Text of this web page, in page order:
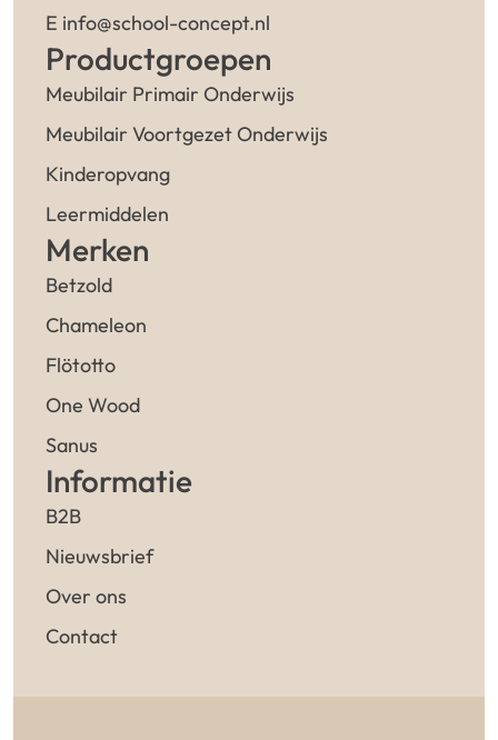
E info@school-concept.nl
Productgroepen
Meubilair Primair Onderwijs
Meubilair Voortgezet Onderwijs
Kinderopvang
Leermiddelen
Merken
Betzold
Chameleon
Flötotto
One Wood
Sanus
Informatie
B2B
Nieuwsbrief
Over ons
Contact